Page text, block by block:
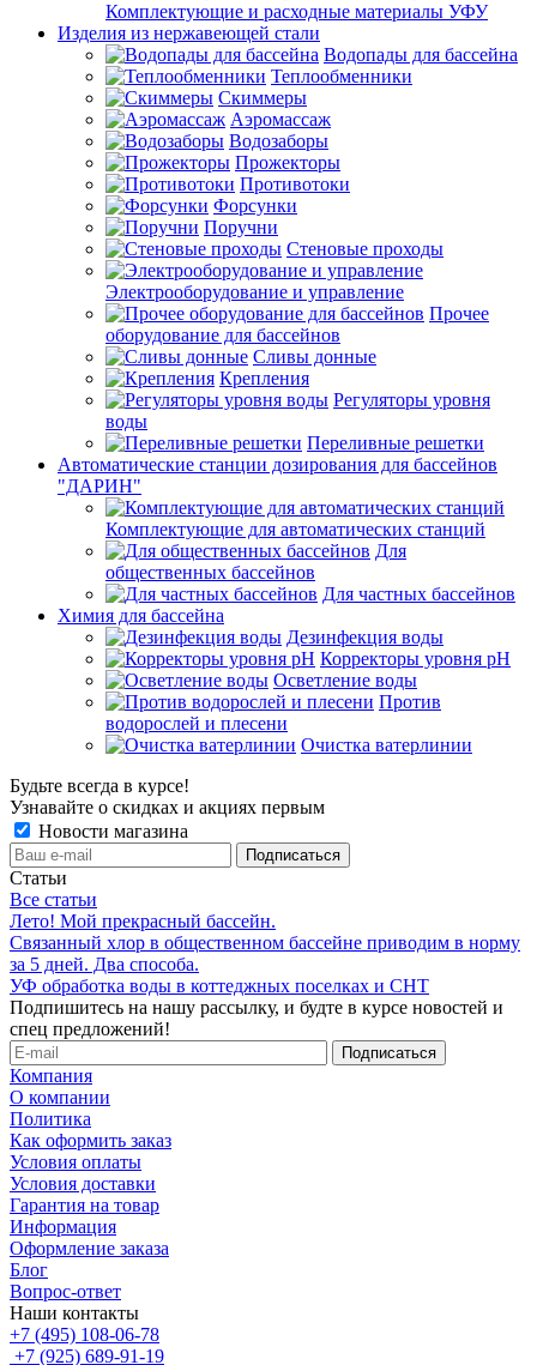
Комплектующие и расходные материалы УФУ
Изделия из нержавеющей стали
Водопады для бассейна
Теплообменники
Скиммеры
Аэромассаж
Водозаборы
Прожекторы
Противотоки
Форсунки
Поручни
Стеновые проходы
Электрооборудование и управление
Прочее
оборудование для бассейнов
Сливы донные
Крепления
Регуляторы уровня
воды
Переливные решетки
Автоматические станции дозирования для бассейнов
"ДАРИН"
Комплектующие для автоматических станций
Для
общественных бассейнов
Для частных бассейнов
Химия для бассейна
Дезинфекция воды
Корректоры уровня pH
Осветление воды
Против
водорослей и плесени
Очистка ватерлинии
Будьте всегда в курсе!
Узнавайте о скидках и акциях первым
Новости магазина
Статьи
Все статьи
Лето! Мой прекрасный бассейн.
Связанный хлор в общественном бассейне приводим в норму
за 5 дней. Два способа.
УФ обработка воды в коттеджных поселках и СНТ
Подпишитесь на нашу рассылку, и будте в курсе новостей и
спец предложений!
Компания
О компании
Политика
Как оформить заказ
Условия оплаты
Условия доставки
Гарантия на товар
Информация
Оформление заказа
Блог
Вопрос-ответ
Наши контакты
+7 (495) 108-06-78
+7 (925) 689-91-19